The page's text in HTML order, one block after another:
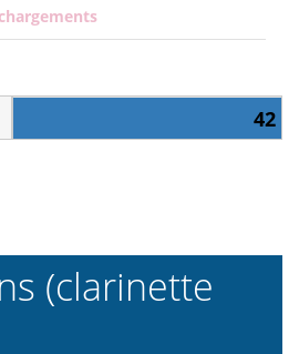
42
(clarinette